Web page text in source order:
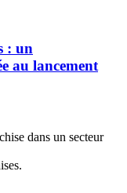
: un
au lancement
dans un secteur